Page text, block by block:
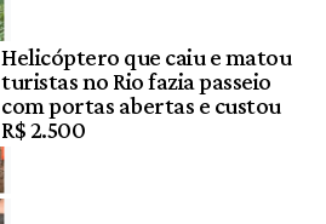
Helicóptero que caiu e matou
turistas no Rio fazia passeio
com portas abertas e custou
R$ 2.500